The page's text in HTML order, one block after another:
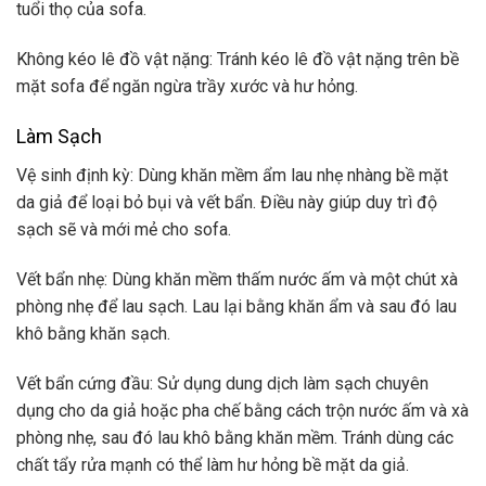
tuổi thọ của sofa.
Không kéo lê đồ vật nặng: Tránh kéo lê đồ vật nặng trên bề
mặt sofa để ngăn ngừa trầy xước và hư hỏng.
Làm Sạch
Vệ sinh định kỳ: Dùng khăn mềm ẩm lau nhẹ nhàng bề mặt
da giả để loại bỏ bụi và vết bẩn. Điều này giúp duy trì độ
sạch sẽ và mới mẻ cho sofa.
Vết bẩn nhẹ: Dùng khăn mềm thấm nước ấm và một chút xà
phòng nhẹ để lau sạch. Lau lại bằng khăn ẩm và sau đó lau
khô bằng khăn sạch.
Vết bẩn cứng đầu: Sử dụng dung dịch làm sạch chuyên
dụng cho da giả hoặc pha chế bằng cách trộn nước ấm và xà
phòng nhẹ, sau đó lau khô bằng khăn mềm. Tránh dùng các
chất tẩy rửa mạnh có thể làm hư hỏng bề mặt da giả.